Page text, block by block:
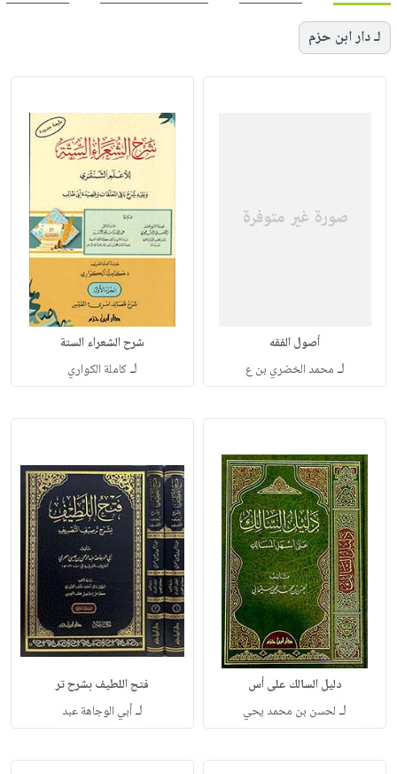
لـ دار ابن حزم
أصول الفقه
لـ محمد الخضري بن ع
شرح الشعراء الستة
لـكاملة الكواري
دليل السالك على أس
لـ لحسن بن محمد يحي
فتح اللطيف بشرح تر
لـأبي الوجاهة عبد